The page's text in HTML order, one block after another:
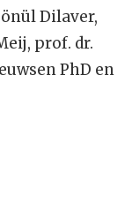
Dilaver,
prof. dr.
PhD en